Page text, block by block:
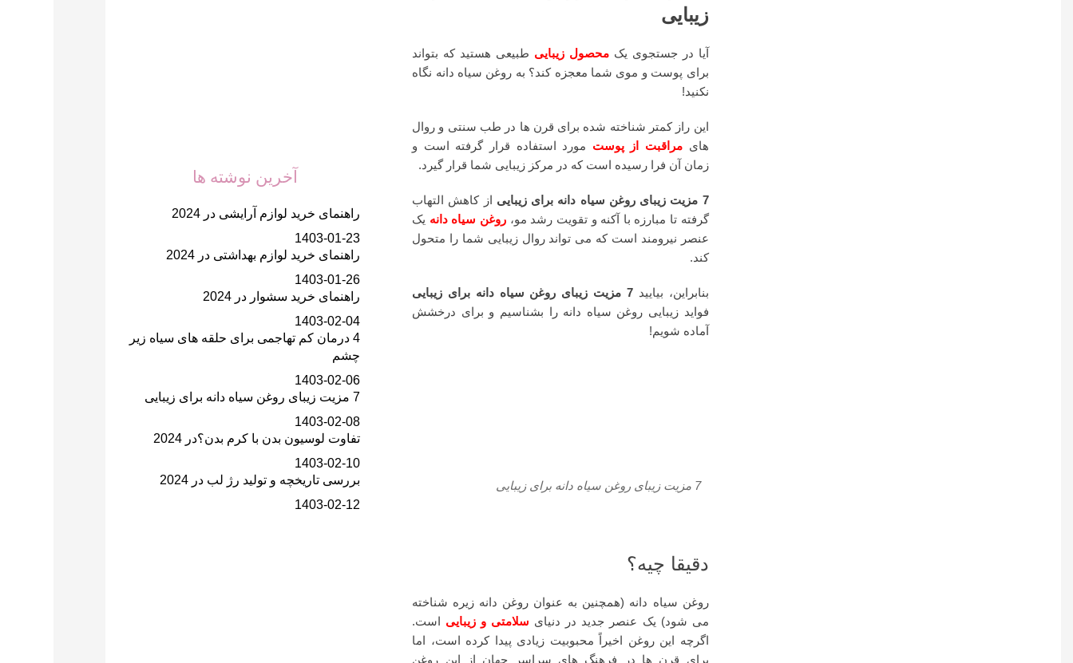
زیبایی
آیا در جستجوی یکمحصول زیبایی طبیعی هستید که بتواند
برای پوست و موی شما معجزه کند؟ به روغن سیاه دانه نگاه
نکنید!
این راز کمتر شناخته شده برای قرن ها در طب سنتی و روال
هایمراقبت از پوست مورد استفاده قرار گرفته است و
زمان آن فرا رسیده است که در مرکز زیبایی شما قرار گیرد.
7 مزیت زیبای روغن سیاه دانه برای زیبایی
از کاهش التهاب
گرفته تا مبارزه با آکنه و تقویت رشد مو، روغن سیاه دانه یک
عنصر نیرومند است که می تواند روال زیبایی شما را متحول
کند.
بنابراین، بیایید7 مزیت زیبای روغن سیاه دانه برای زیبایی
فواید زیبایی روغن سیاه دانه را بشناسیم و برای درخشش
آماده شویم!
7 مزیت زیبای روغن سیاه دانه برای زیبایی
دقیقا چیه؟
روغن سیاه دانه (همچنین به عنوان روغن دانه زیره شناخته
می شود) یک عنصر جدید در دنیای سلامتی و زیبایی است.
اگرچه این روغن اخیراً محبوبیت زیادی پیدا کرده است، اما
برای قرن ها در فرهنگ های سراسر جهان از این روغن
آخرین نوشته ها
راهنمای خرید لوازم آرایشی در 2024
1403-01-23
راهنمای خرید لوازم بهداشتی در 2024
1403-01-26
راهنمای خرید سشوار در 2024
1403-02-04
4 درمان کم تهاجمی برای حلقه های سیاه زیر
چشم
1403-02-06
7 مزیت زیبای روغن سیاه دانه برای زیبایی
1403-02-08
تفاوت لوسیون بدن با کرم بدن؟در 2024
1403-02-10
بررسی تاریخچه و تولید رژ لب در 2024
1403-02-12